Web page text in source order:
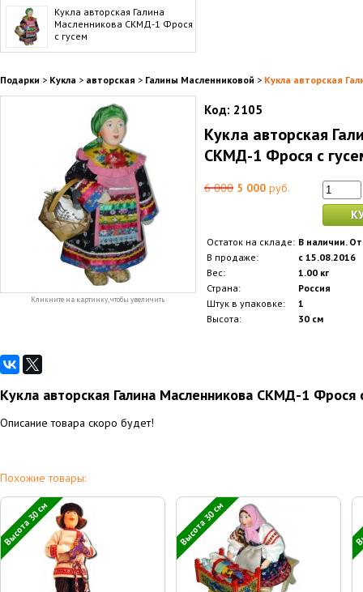
Кукла авторская Галина
Масленникова СКМД-1 Фрося
с гусем
Подарки > Кукла > авторская > Галины Масленниковой > Кукла авторская
Кликните на картинку, чтобы увеличить
Код: 2105
Кукла авторская
СКМД-1 Фрося с
6 000 5 000 руб.
Остаток на складе: В наличии.
В продаже:
с 15.08.2016
Вес:
1.00 кг
Страна:
Россия
Штук в упаковке:
1
Высота:
30 см
Кукла авторская Галина Масленникова СКМД-1 Фрося
Описание товара скоро будет!
Похожие товары:
Высота 30 см Высота 30 см